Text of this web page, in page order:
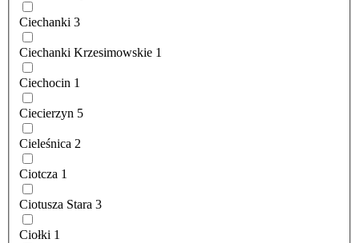
Ciechanki 3
Ciechanki Krzesimowskie 1
Ciechocin 1
Ciecierzyn 5
Cieleśnica 2
Ciotcza 1
Ciotusza Stara 3
Ciołki 1